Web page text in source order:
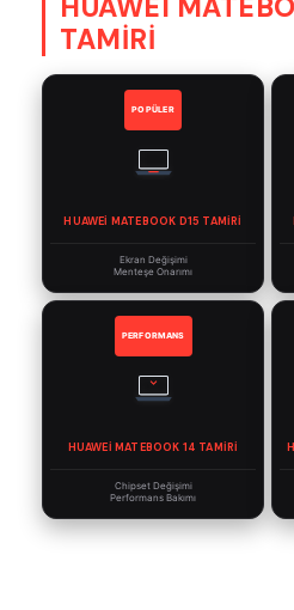
HUAWEI
TAMİRİ
POPÜLER
HUAWEI MATEBOOK D15 TAMIRI
Ekran Değişimi
Menteşe Onarımı
PERFORMANS
HUAWEI MATEBOOK 14 TAMIRI
Chipset Değişimi
Performans Bakımı